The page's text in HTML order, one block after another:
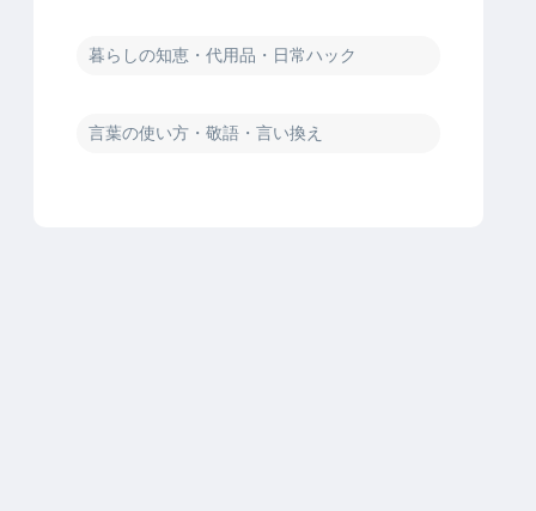
暮らしの知恵・代用品・日常ハック
言葉の使い方・敬語・言い換え